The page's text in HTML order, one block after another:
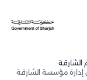
الشارقة
إدارة مؤسسة الشارقة